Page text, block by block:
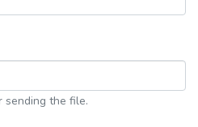
sending the file.